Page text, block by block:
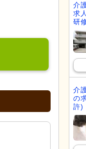
介
求
研
介
の
許)